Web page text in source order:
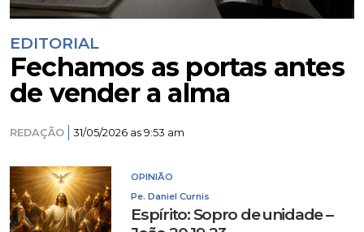
EDITORIAL
Fechamos as portas antes
de vender a alma
REDAÇÃO 31/05/2026 as 9:53 am
OPINIÃO
Pe. Daniel Curnis
Espírito: Sopro de unidade –